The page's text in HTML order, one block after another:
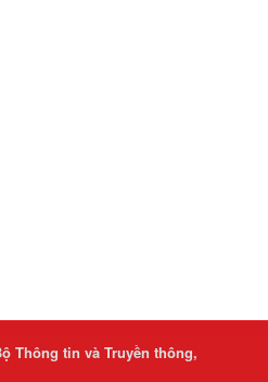
Thông tin và Truyền thông,